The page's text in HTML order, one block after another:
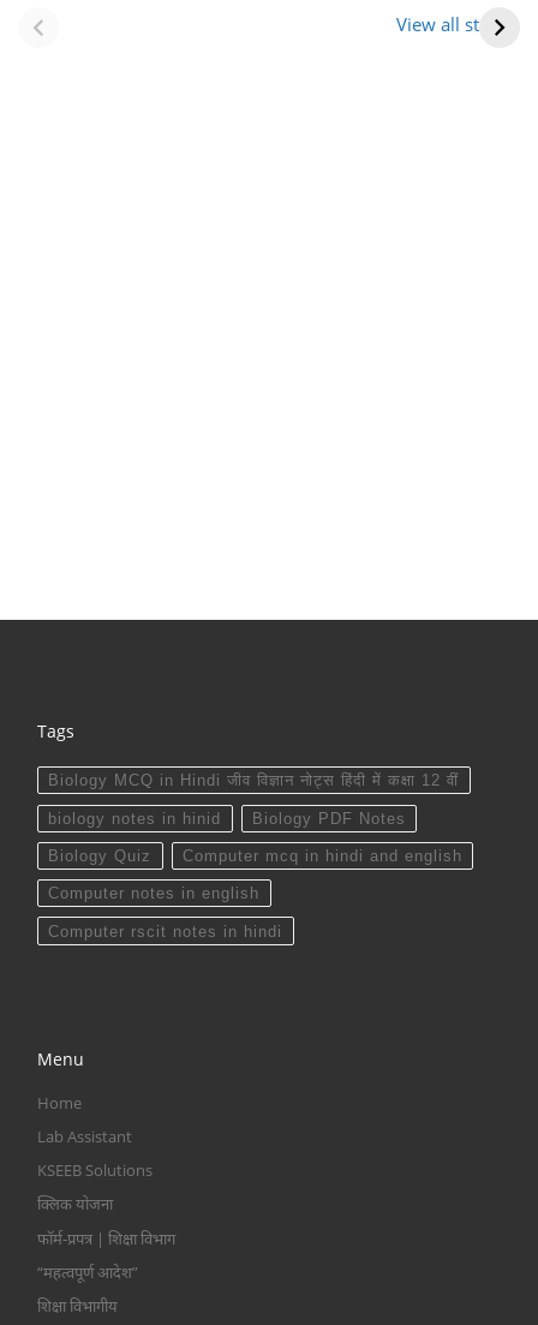
View all stories
(राजस्थान) |
Formation Of New
आभूषण (women’s
Tags
Biology MCQ in Hindi जीव विज्ञान नोट्स हिंदी में कक्षा 12 वीं
biology notes in hinid Biology PDF Notes
Biology Quiz Computer mcq in hindi and english
Computer notes in english
Computer rscit notes in hindi
Menu
Home
Lab Assistant
KSEEB Solutions
क्लिक योजना
फॉर्म-प्रपत्र | शिक्षा विभाग
“महत्वपूर्ण आदेश”
शिक्षा विभागीय